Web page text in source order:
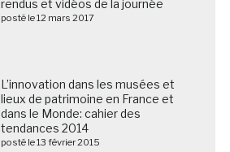
rendus et vidéos de la journée
posté le 12 mars 2017
L’innovation dans les musées et
lieux de patrimoine en France et
dans le Monde: cahier des
tendances 2014
posté le 13 février 2015